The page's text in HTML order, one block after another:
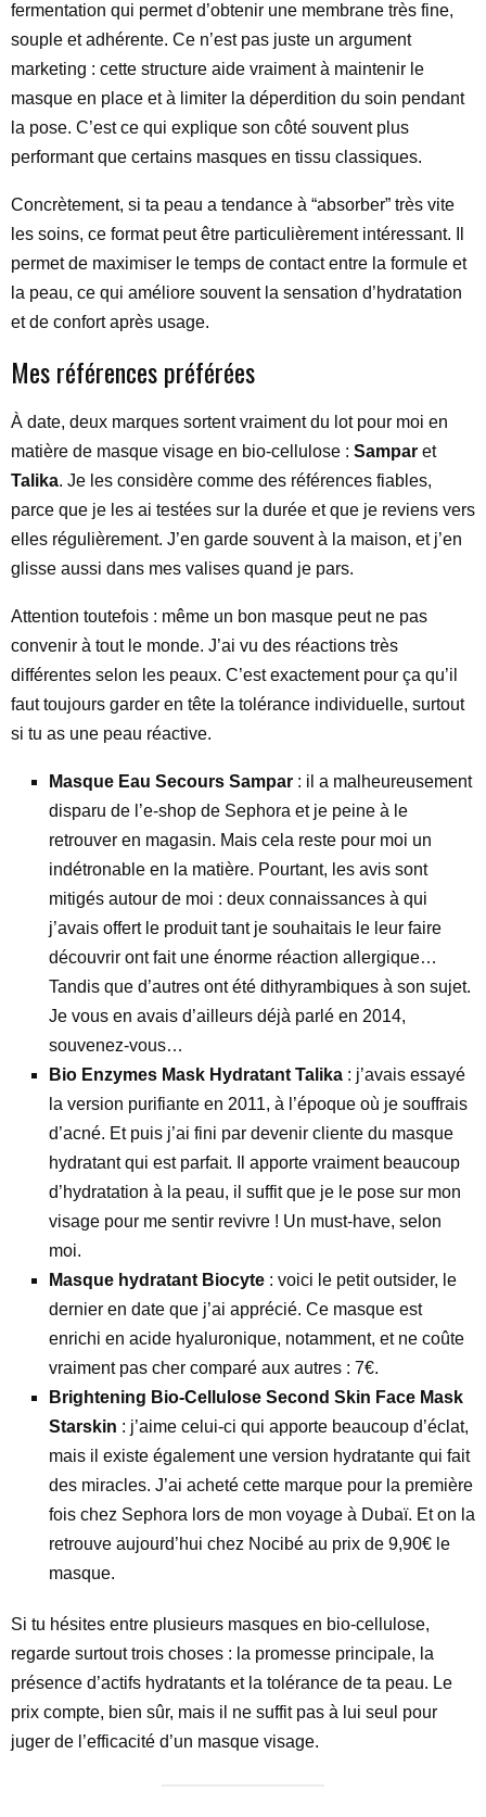
fermentation qui permet d’obtenir une membrane très fine,
souple et adhérente. Ce n’est pas juste un argument
marketing : cette structure aide vraiment à maintenir le
masque en place et à limiter la déperdition du soin pendant
la pose. C’est ce qui explique son côté souvent plus
performant que certains masques en tissu classiques.
Concrètement, si ta peau a tendance à “absorber” très vite
les soins, ce format peut être particulièrement intéressant. Il
permet de maximiser le temps de contact entre la formule et
la peau, ce qui améliore souvent la sensation d’hydratation
et de confort après usage.
Mes références préférées
À date, deux marques sortent vraiment du lot pour moi en
matière de masque visage en bio-cellulose : Sampar et
Talika. Je les considère comme des références fiables,
parce que je les ai testées sur la durée et que je reviens vers
elles régulièrement. J’en garde souvent à la maison, et j’en
glisse aussi dans mes valises quand je pars.
Attention toutefois : même un bon masque peut ne pas
convenir à tout le monde. J’ai vu des réactions très
différentes selon les peaux. C’est exactement pour ça qu’il
faut toujours garder en tête la tolérance individuelle, surtout
si tu as une peau réactive.
Masque Eau Secours Sampar : il a malheureusement
disparu de l’e-shop de Sephora et je peine à le
retrouver en magasin. Mais cela reste pour moi un
indétronable en la matière. Pourtant, les avis sont
mitigés autour de moi : deux connaissances à qui
j’avais offert le produit tant je souhaitais le leur faire
découvrir ont fait une énorme réaction allergique…
Tandis que d’autres ont été dithyrambiques à son sujet.
Je vous en avais d’ailleurs déjà parlé en 2014,
souvenez-vous…
Bio Enzymes Mask Hydratant Talika : j’avais essayé
la version purifiante en 2011, à l’époque où je souffrais
d’acné. Et puis j’ai fini par devenir cliente du masque
hydratant qui est parfait. Il apporte vraiment beaucoup
d’hydratation à la peau, il suffit que je le pose sur mon
visage pour me sentir revivre ! Un must-have, selon
moi.
Masque hydratant Biocyte : voici le petit outsider, le
dernier en date que j’ai apprécié. Ce masque est
enrichi en acide hyaluronique, notamment, et ne coûte
vraiment pas cher comparé aux autres : 7€.
Brightening Bio-Cellulose Second Skin Face Mask
Starskin : j’aime celui-ci qui apporte beaucoup d’éclat,
mais il existe également une version hydratante qui fait
des miracles. J’ai acheté cette marque pour la première
fois chez Sephora lors de mon voyage à Dubaï. Et on la
retrouve aujourd’hui chez Nocibé au prix de 9,90€ le
masque.
Si tu hésites entre plusieurs masques en bio-cellulose,
regarde surtout trois choses : la promesse principale, la
présence d’actifs hydratants et la tolérance de ta peau. Le
prix compte, bien sûr, mais il ne suffit pas à lui seul pour
juger de l’efficacité d’un masque visage.